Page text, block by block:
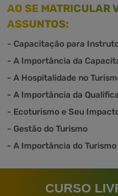
AO SE MATRICULAR
ASSUNTOS:
- Capacitação para
- A Importância da
- A Hospitalidade no
- A Importância da
- Ecoturismo e Seu
- Gestão do Turismo
- A Importância do
CURSO